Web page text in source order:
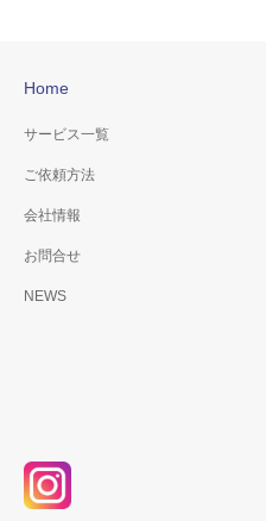
Home
サービス一覧
ご依頼方法
会社情報
お問合せ
NEWS